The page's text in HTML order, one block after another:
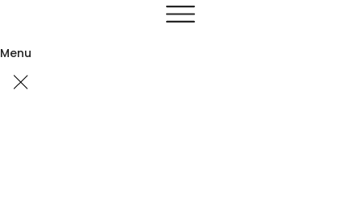
contenu
Menu